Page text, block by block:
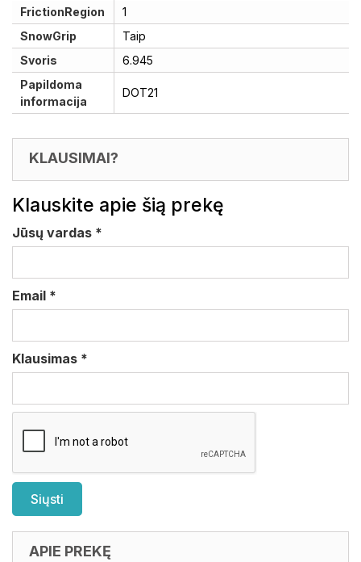
FrictionRegion
1
SnowGrip
Taip
Svoris
6.945
Papildoma
informacija
DOT21
KLAUSIMAI?
Klauskite apie šią prekę
Jūsų vardas *
Email *
Klausimas *
APIE PREKĘ